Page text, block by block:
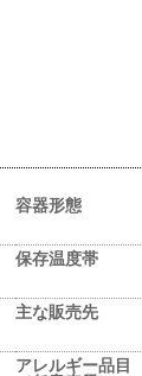
容器形態
保存温度帯
主な販売先
アレルギー品目